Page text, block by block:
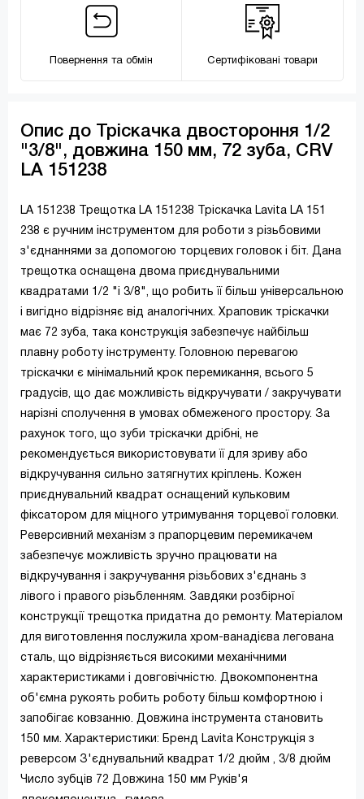
Повернення та обмін Сертифіковані товари
Опис до Тріскачка двостороння 1/2
"3/8", довжина 150 мм, 72 зуба, CRV
LA 151238
LA 151238 Трещотка LA 151238 Тріскачка Lavita LA 151
238 є ручним інструментом для роботи з різьбовими
з'єднаннями за допомогою торцевих головок і біт. Дана
трещотка оснащена двома приєднувальними
квадратами 1/2 "і 3/8", що робить її більш універсальною
і вигідно відрізняє від аналогічних. Храповик тріскачки
має 72 зуба, така конструкція забезпечує найбільш
плавну роботу інструменту. Головною перевагою
тріскачки є мінімальний крок перемикання, всього 5
градусів, що дає можливість відкручувати / закручувати
нарізні сполучення в умовах обмеженого простору. За
рахунок того, що зуби тріскачки дрібні, не
рекомендується використовувати її для зриву або
відкручування сильно затягнутих кріплень. Кожен
приєднувальний квадрат оснащений кульковим
фіксатором для міцного утримування торцевої головки.
Реверсивний механізм з прапорцевим перемикачем
забезпечує можливість зручно працювати на
відкручування і закручування різьбових з'єднань з
лівого і правого різьбленням. Завдяки розбірної
конструкції трещотка придатна до ремонту. Матеріалом
для виготовлення послужила хром-ванадієва легована
сталь, що відрізняється високими механічними
характеристиками і довговічністю. Двокомпонентна
об'ємна рукоять робить роботу більш комфортною і
запобігає ковзанню. Довжина інструмента становить
150 мм. Характеристики: Бренд Lavita Конструкція з
реверсом З'єднувальний квадрат 1/2 дюйм , 3/8 дюйм
Число зубців 72 Довжина 150 мм Руків'я